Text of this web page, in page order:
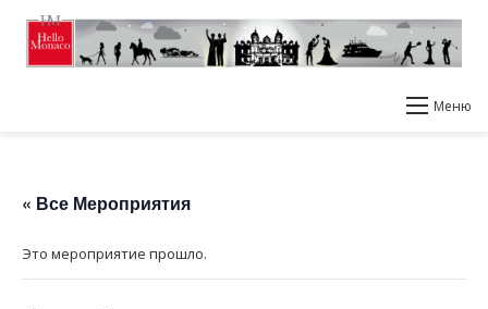
Меню
« Все Мероприятия
Это мероприятие прошло.